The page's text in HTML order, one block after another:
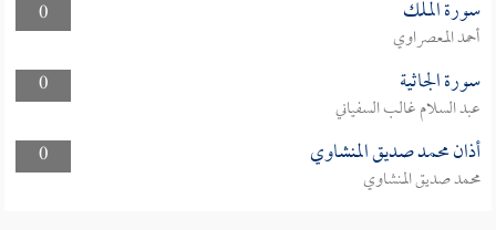
0
سورة الملك
أحمد المعصراوي
0
سورة الجاثية
عبد السلام غالب السفياني
0
أذان محمد صديق المنشاوي
محمد صديق المنشاوي